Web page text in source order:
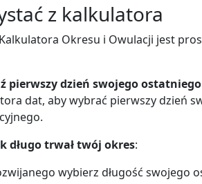
z kalkulatora
Okresu i Owulacji jest
pierwszy dzień swojego
dat, aby wybrać pierwszy dzień
długo trwał twój okres:
wybierz długość swojego